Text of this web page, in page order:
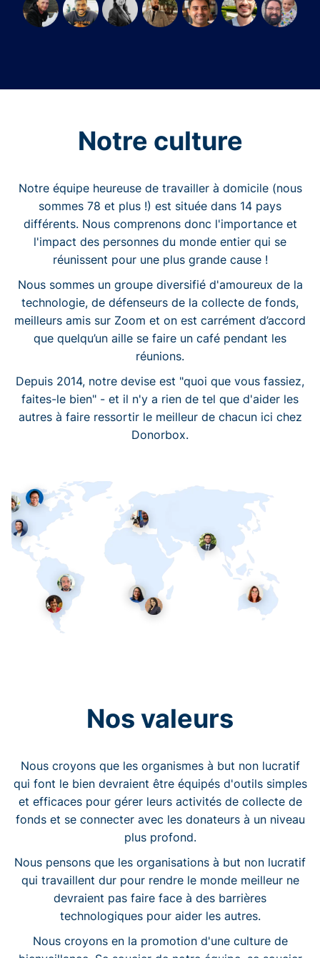
Notre culture
Notre équipe heureuse de travailler à domicile (nous
sommes 78 et plus !) est située dans 14 pays
différents. Nous comprenons donc l'importance et
l'impact des personnes du monde entier qui se
réunissent pour une plus grande cause !
Nous sommes un groupe diversifié d'amoureux de la
technologie, de défenseurs de la collecte de fonds,
meilleurs amis sur Zoom et on est carrément d’accord
que quelqu’un aille se faire un café pendant les
réunions.
Depuis 2014, notre devise est "quoi que vous fassiez,
faites-le bien" - et il n'y a rien de tel que d'aider les
autres à faire ressortir le meilleur de chacun ici chez
Donorbox.
Nos valeurs
Nous croyons que les organismes à but non lucratif
qui font le bien devraient être équipés d'outils simples
et efficaces pour gérer leurs activités de collecte de
fonds et se connecter avec les donateurs à un niveau
plus profond.
Nous pensons que les organisations à but non lucratif
qui travaillent dur pour rendre le monde meilleur ne
devraient pas faire face à des barrières
technologiques pour aider les autres.
Nous croyons en la promotion d'une culture de